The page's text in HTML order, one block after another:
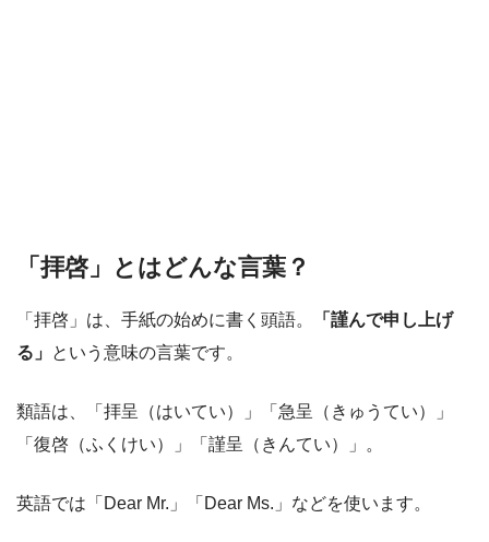
「拝啓」とはどんな言葉？
「拝啓」は、手紙の始めに書く頭語。
「謹んで申し上げ
る」 という意味の言葉です。
類語は、「拝呈（はいてい）」「急呈（きゅうてい）」
「復啓（ふくけい）」「謹呈（きんてい）」。
英語では「Dear Mr.」「Dear Ms.」などを使います。